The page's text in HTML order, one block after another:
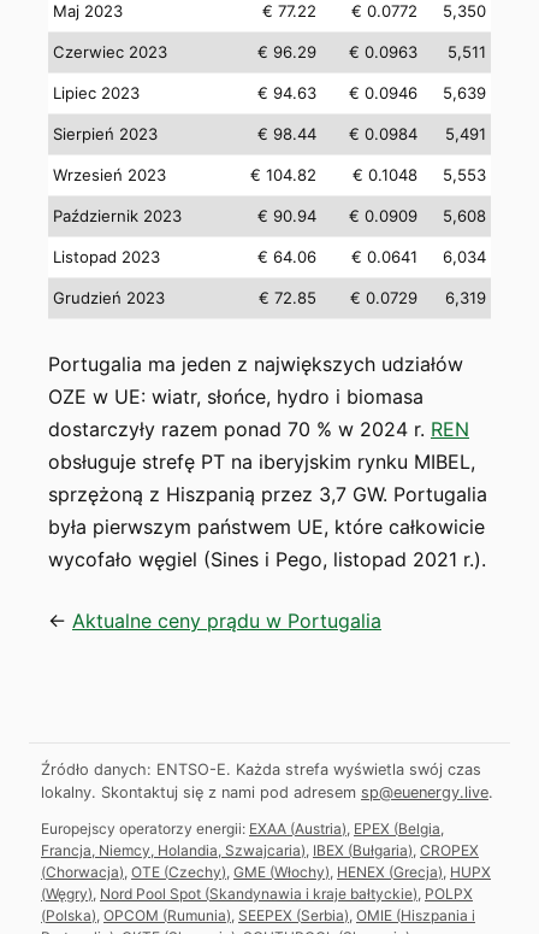
Maj 2023 € 77.22 € 0.0772 5,350
Czerwiec 2023 € 96.29 € 0.0963 5,511
Lipiec 2023 € 94.63 € 0.0946 5,639
Sierpień 2023 € 98.44 € 0.0984 5,491
Wrzesień 2023 € 104.82 € 0.1048 5,553
Październik 2023 € 90.94 € 0.0909 5,608
Listopad 2023 € 64.06 € 0.0641 6,034
Grudzień 2023 € 72.85 € 0.0729 6,319
Portugalia ma jeden z największych udziałów
OZE w UE: wiatr, słońce, hydro i biomasa
dostarczyły razem ponad 70 % w 2024 r. REN
obsługuje strefę PT na iberyjskim rynku MIBEL,
sprzężoną z Hiszpanią przez 3,7 GW. Portugalia
była pierwszym państwem UE, które całkowicie
wycofało węgiel (Sines i Pego, listopad 2021 r.).
← Aktualne ceny prądu w Portugalia
Źródło danych: ENTSO-E. Każda strefa wyświetla swój czas
lokalny. Skontaktuj się z nami pod adresem sp@euenergy.live.
Europejscy operatorzy energii: EXAA (Austria), EPEX (Belgia,
Francja, Niemcy, Holandia, Szwajcaria), IBEX (Bułgaria), CROPEX
(Chorwacja), OTE (Czechy), GME (Włochy), HENEX (Grecja), HUPX
(Węgry), Nord Pool Spot (Skandynawia i kraje bałtyckie), POLPX
(Polska), OPCOM (Rumunia), SEEPEX (Serbia), OMIE (Hiszpania i